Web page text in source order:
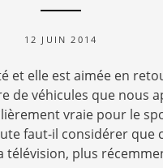
12 JUIN 2014
et elle est aimée en
de véhicules que nous
vraie pour le
faut-il considérer que
télévision, plus